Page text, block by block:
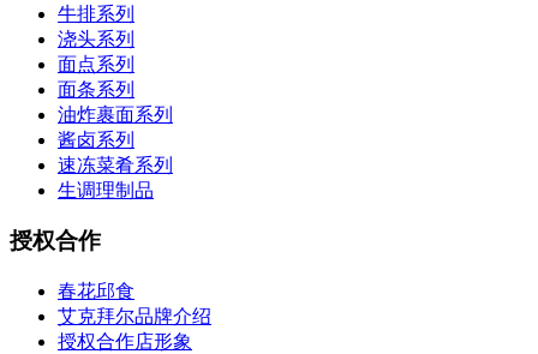
牛排系列
浇头系列
面点系列
面条系列
油炸裹面系列
酱卤系列
速冻菜肴系列
生调理制品
授权合作
春花邱食
艾克拜尔品牌介绍
授权合作店形象